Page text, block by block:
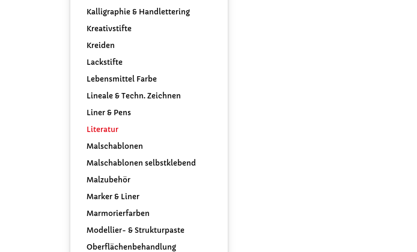
Kalligraphie & Handlettering
Kreativstifte
Kreiden
Lackstifte
Lebensmittel Farbe
Lineale & Techn. Zeichnen
Liner & Pens
Literatur
Malschablonen
Malschablonen selbstklebend
Malzubehör
Marker & Liner
Marmorierfarben
Modellier- & Strukturpaste
Oberflächenbehandlung